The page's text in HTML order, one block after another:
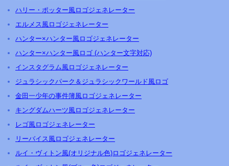
ハリー・ポッター風ロゴジェネレーター
エルメス風ロゴジェネレーター
ハンター×ハンター風ロゴジェネレーター
ハンター×ハンター風ロゴ (ハンター文字対応)
インスタグラム風ロゴジェネレーター
ジュラシックパーク＆ジュラシックワールド風ロゴ
金田一少年の事件簿風ロゴジェネレーター
キングダムハーツ風ロゴジェネレーター
レゴ風ロゴジェネレーター
リーバイス風ロゴジェネレーター
ルイ・ヴィトン風(オリジナル色)ロゴジェネレーター